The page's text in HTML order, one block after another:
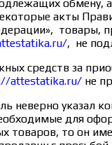
обмену,
акты
товары,
, не
средств за
attestatika.ru/ не
неверно указал
для
товаров, то он